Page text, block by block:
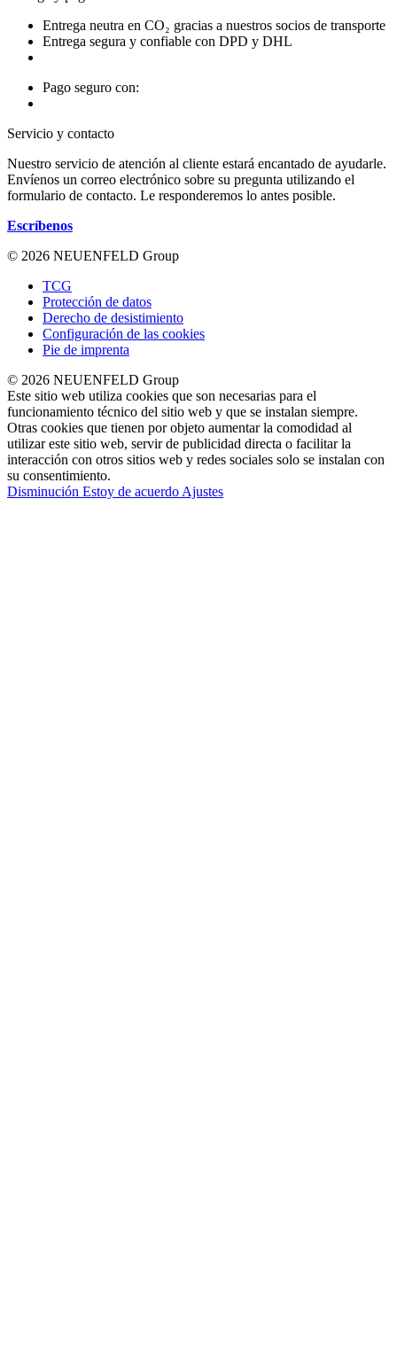
Entrega neutra en CO₂ gracias a nuestros socios de transporte
Entrega segura y confiable con DPD y DHL
Pago seguro con:
Servicio y contacto
Nuestro servicio de atención al cliente estará encantado de ayudarle.
Envíenos un correo electrónico sobre su pregunta utilizando el
formulario de contacto. Le responderemos lo antes posible.
Escríbenos
© 2026 NEUENFELD Group
TCG
Protección de datos
Derecho de desistimiento
Configuración de las cookies
Pie de imprenta
© 2026 NEUENFELD Group
Este sitio web utiliza cookies que son necesarias para el
funcionamiento técnico del sitio web y que se instalan siempre.
Otras cookies que tienen por objeto aumentar la comodidad al
utilizar este sitio web, servir de publicidad directa o facilitar la
interacción con otros sitios web y redes sociales solo se instalan con
su consentimiento.
Disminución Estoy de acuerdo Ajustes